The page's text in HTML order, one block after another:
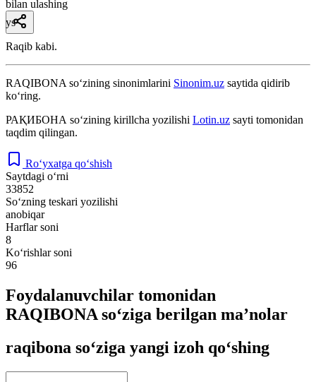
bilan ulashing
ys
Raqib kabi.
RAQIBONA so‘zining sinonimlarini Sinonim.uz saytida qidirib
ko‘ring.
РАҚИБОНА so‘zining kirillcha yozilishi Lotin.uz sayti tomonidan
taqdim qilingan.
Ro‘yxatga qo‘shish
Saytdagi o‘rni
33852
So‘zning teskari yozilishi
anobiqar
Harflar soni
8
Ko‘rishlar soni
96
Foydalanuvchilar tomonidan
RAQIBONA so‘ziga berilgan ma’nolar
raqibona so‘ziga yangi izoh qo‘shing